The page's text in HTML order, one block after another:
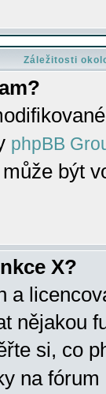
Záležitosti
phpBB
být
X?
a
nějakou
si, co
na